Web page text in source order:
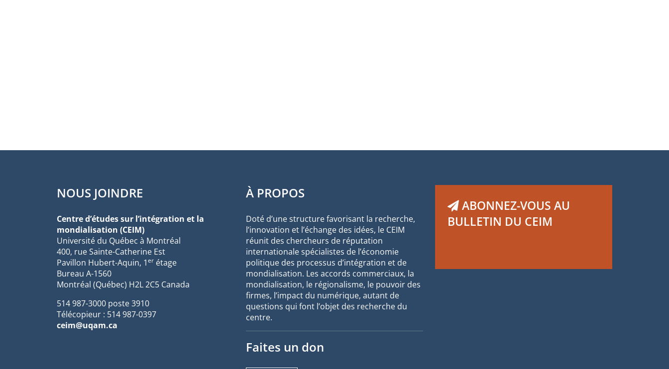
NOUS JOINDRE
Centre d’études sur l’intégration et la
mondialisation (CEIM)
Université du Québec à Montréal
400, rue Sainte-Catherine Est
Pavillon Hubert-Aquin, 1er étage
Bureau A-1560
Montréal (Québec) H2L 2C5 Canada
514 987-3000 poste 3910
Télécopieur : 514 987-0397
ceim@uqam.ca
À PROPOS
Doté d’une structure favorisant la recherche,
l’innovation et l’échange des idées, le CEIM
réunit des chercheurs de réputation
internationale spécialistes de l’économie
politique des processus d’intégration et de
mondialisation. Les accords commerciaux, la
mondialisation, le régionalisme, le pouvoir des
firmes, l’impact du numérique, autant de
questions qui font l’objet des recherche du
centre.
Faites un don
ABONNEZ-VOUS AU
BULLETIN DU CEIM